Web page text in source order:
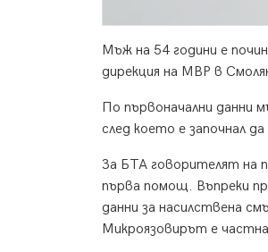
Мъж на 54 години е
дирекция на МВР в
По първоначални данни
след което е започнал да
За БТА говорителят на
първа помощ. Въпреки
данни за насилствена
Микроязовирът е